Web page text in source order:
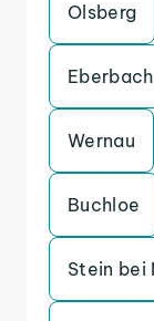
Olsberg
Eberbach
Wernau
Buchloe
Stein bei